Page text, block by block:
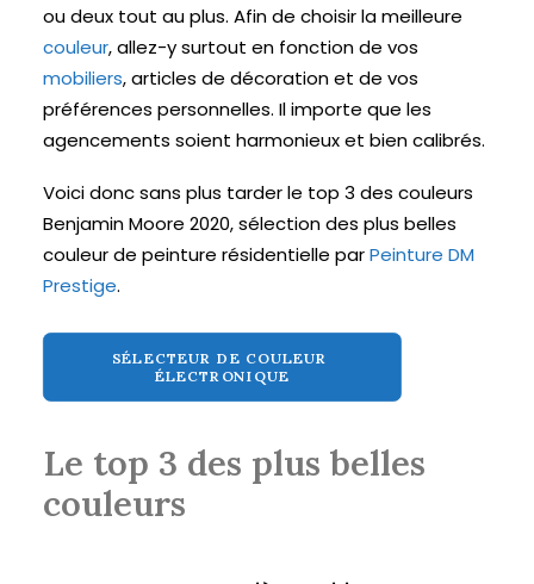
ou deux tout au plus. Afin de choisir la meilleure
couleur, allez-y surtout en fonction de vos
mobiliers, articles de décoration et de vos
préférences personnelles. Il importe que les
agencements soient harmonieux et bien calibrés.
Voici donc sans plus tarder le top 3 des couleurs
Benjamin Moore 2020, sélection des plus belles
couleur de peinture résidentielle parPeinture DM
Prestige.
SÉLECTEUR DE COULEUR
ÉLECTRONIQUE
Le top 3 des plus belles
couleurs